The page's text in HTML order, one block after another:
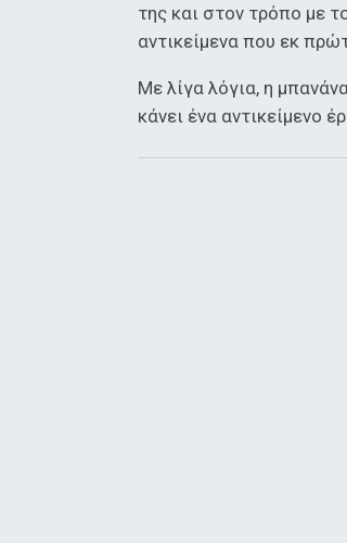
της και στον τρόπο με
αντικείμενα που εκ
Με λίγα λόγια, η
κάνει ένα αντικείμενο